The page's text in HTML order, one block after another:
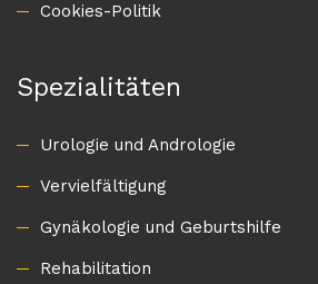
Cookies-Politik
Spezialitäten
Urologie und Andrologie
Vervielfältigung
Gynäkologie und Geburtshilfe
Rehabilitation